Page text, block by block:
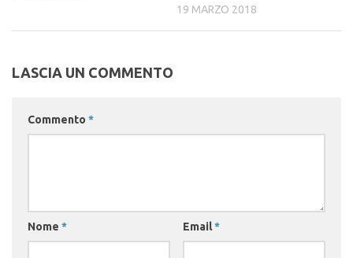
19 MARZO 2018
LASCIA UN COMMENTO
Commento *
Nome * Email*